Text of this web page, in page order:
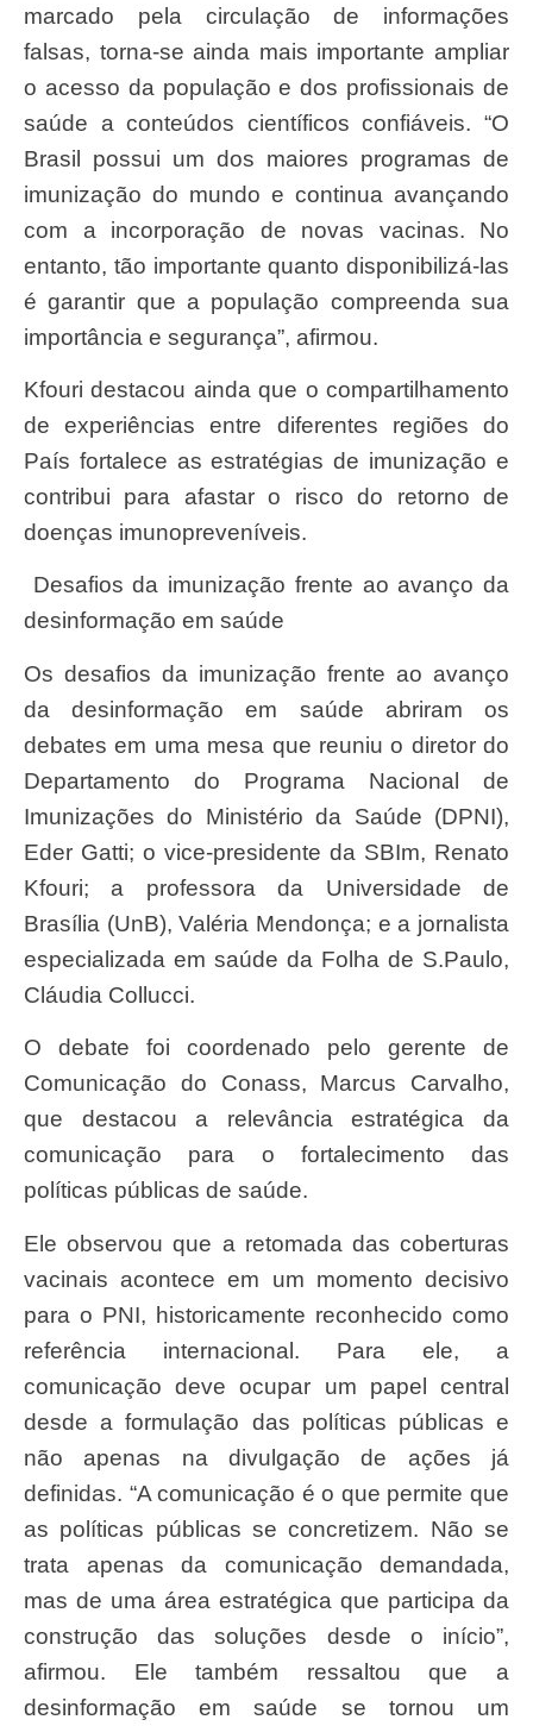
marcado pela circulação de informações
falsas, torna-se ainda mais importante ampliar
o acesso da população e dos profissionais de
saúde a conteúdos científicos confiáveis. “O
Brasil possui um dos maiores programas de
imunização do mundo e continua avançando
com a incorporação de novas vacinas. No
entanto, tão importante quanto disponibilizá-las
é garantir que a população compreenda sua
importância e segurança”, afirmou.
Kfouri destacou ainda que o compartilhamento
de experiências entre diferentes regiões do
País fortalece as estratégias de imunização e
contribui para afastar o risco do retorno de
doenças imunopreveníveis.
Desafios da imunização frente ao avanço da
desinformação em saúde
Os desafios da imunização frente ao avanço
da desinformação em saúde abriram os
debates em uma mesa que reuniu o diretor do
Departamento do Programa Nacional de
Imunizações do Ministério da Saúde (DPNI),
Eder Gatti; o vice-presidente da SBIm, Renato
Kfouri; a professora da Universidade de
Brasília (UnB), Valéria Mendonça; e a jornalista
especializada em saúde da Folha de S.Paulo,
Cláudia Collucci.
O debate foi coordenado pelo gerente de
Comunicação do Conass, Marcus Carvalho,
que destacou a relevância estratégica da
comunicação para o fortalecimento das
políticas públicas de saúde.
Ele observou que a retomada das coberturas
vacinais acontece em um momento decisivo
para o PNI, historicamente reconhecido como
referência internacional. Para ele, a
comunicação deve ocupar um papel central
desde a formulação das políticas públicas e
não apenas na divulgação de ações já
definidas. “A comunicação é o que permite que
as políticas públicas se concretizem. Não se
trata apenas da comunicação demandada,
mas de uma área estratégica que participa da
construção das soluções desde o início”,
afirmou. Ele também ressaltou que a
desinformação em saúde se tornou um